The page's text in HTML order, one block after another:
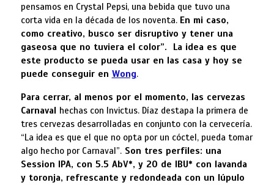
pensamos en Crystal Pepsi, una bebida que tuvo una
corta vida en la década de los noventa. En mi caso,
como creativo, busco ser disruptivo y tener una
gaseosa que no tuviera el color”. La idea es que
este producto se pueda usar en las casa y hoy se
puede conseguir en Wong.
Para cerrar, al menos por el momento, las cervezas
Carnaval hechas con Invictus. Díaz destapa la primera de
tres cervezas desarrolladas en conjunto con la cervecería.
“La idea es que el que no opta por un cóctel, pueda tomar
algo hecho por Carnaval”. Son tres perfiles: una
Session IPA, con 5.5 AbV*, y 20 de IBU* con lavanda
y toronja, refrescante y redondeada con un lúpulo